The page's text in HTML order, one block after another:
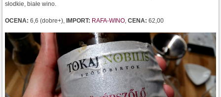
słodkie, białe wino.
OCENA: 6,6 (dobre+), IMPORT: RAFA-WINO,CENA: 62,00